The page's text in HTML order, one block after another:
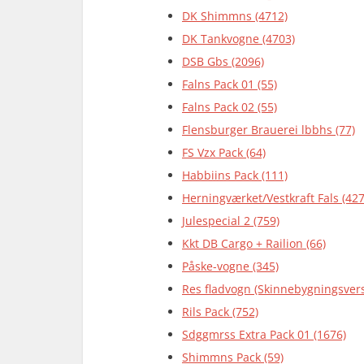
DK Shimmns (4712)
DK Tankvogne (4703)
DSB Gbs (2096)
Falns Pack 01 (55)
Falns Pack 02 (55)
Flensburger Brauerei lbbhs (77)
FS Vzx Pack (64)
Habbiins Pack (111)
Herningværket/Vestkraft Fals
Julespecial 2 (759)
Kkt DB Cargo + Railion (66)
Påske-vogne (345)
Res fladvogn
Rils Pack (752)
Sdggmrss Extra Pack 01 (1676)
Shimmns Pack (59)